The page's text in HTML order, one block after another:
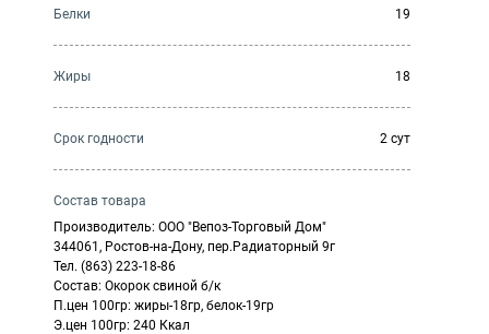
Белки 19
Жиры 18
Cрок годности 2 сут
Состав товара
Производитель: ООО "Вепоз-Торговый Дом"
344061, Ростов-на-Дону, пер.Радиаторный 9г
Тел. (863) 223-18-86
Состав: Окорок свиной б/к
П.цен 100гр: жиры-18гр, белок-19гр
Э.цен 100гр: 240 Ккал